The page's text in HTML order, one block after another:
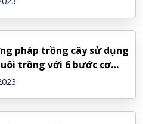
pháp trồng cây sử dụng
trồng với 6 bước cơ